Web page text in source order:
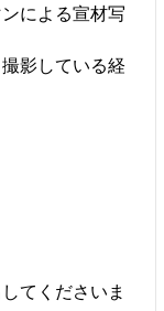
による宣材写
影している経
てくださいま